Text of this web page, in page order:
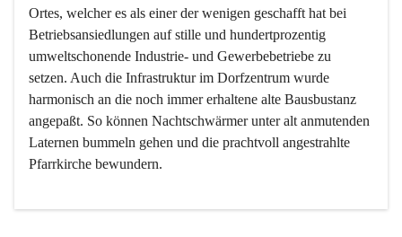
Ortes, welcher es als einer der wenigen geschafft hat bei
Betriebsansiedlungen auf stille und hundertprozentig
umweltschonende Industrie- und Gewerbebetriebe zu
setzen. Auch die Infrastruktur im Dorfzentrum wurde
harmonisch an die noch immer erhaltene alte Bausbustanz
angepaßt. So können Nachtschwärmer unter alt anmutenden
Laternen bummeln gehen und die prachtvoll angestrahlte
Pfarrkirche bewundern.
Der Weinbau dominert heute nicht mehr, ist aber integrativer